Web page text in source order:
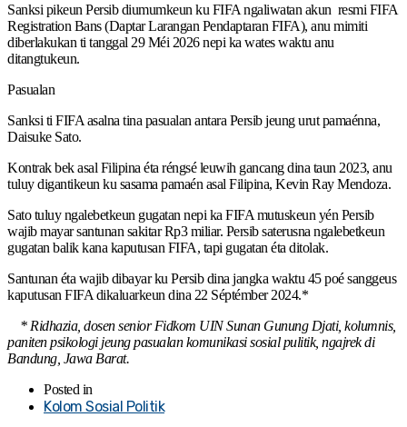
Sanksi pikeun Persib diumumkeun ku FIFA ngaliwatan akun resmi FIFA
Registration Bans (Daptar Larangan Pendaptaran FIFA), anu mimiti
diberlakukan ti tanggal 29 Méi 2026 nepi ka wates waktu anu
ditangtukeun.
Pasualan
Sanksi ti FIFA asalna tina pasualan antara Persib jeung urut pamaénna,
Daisuke Sato.
Kontrak bek asal Filipina éta réngsé leuwih gancang dina taun 2023, anu
tuluy digantikeun ku sasama pamaén asal Filipina, Kevin Ray Mendoza.
Sato tuluy ngalebetkeun gugatan nepi ka FIFA mutuskeun yén Persib
wajib mayar santunan sakitar Rp3 miliar. Persib saterusna ngalebetkeun
gugatan balik kana kaputusan FIFA, tapi gugatan éta ditolak.
Santunan éta wajib dibayar ku Persib dina jangka waktu 45 poé sanggeus
kaputusan FIFA dikaluarkeun dina 22 Séptémber 2024.*
* Ridhazia, dosen senior Fidkom UIN Sunan Gunung Djati, kolumnis,
paniten psikologi jeung pasualan komunikasi sosial pulitik, ngajrek di
Bandung, Jawa Barat.
Posted in
Kolom Sosial Politik